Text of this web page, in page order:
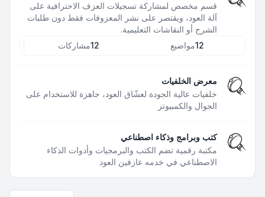
قسم مخصص لمشاركة تسجيلات العزف الاحترافية على
آلة العود، ويقتصر على نشر المعزوفات فقط دون طلبات
الشرح أو النقاشات التعليمية.
12مواضيع 12مشاركات
معرض الخلفيات
خلفيات عالية الجودة لعشّاق العود، جاهزة للاستخدام على
الجوال والكمبيوتر
كتب وبرامج وذكاء اصطناعي
مكتبة رقمية تضم الكتب والبرمجيات وأدوات الذكاء
الاصطناعي في خدمه عازفين العود